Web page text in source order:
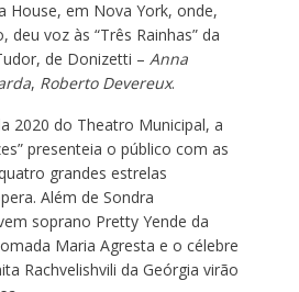
House, em Nova York, onde,
voz às “Três Rainhas” da
de Donizetti – Anna
, Roberto Devereux.
2020 do Theatro Municipal, a
presenteia o público com as
grandes estrelas
Além de Sondra
soprano Pretty Yende da
Maria Agresta e o célebre
Rachvelishvili da Geórgia virão